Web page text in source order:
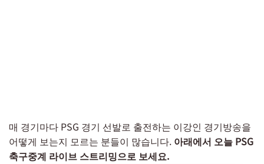
매 경기마다 PSG 경기 선발로 출전하는 이강인 경기방송을
어떻게 보는지 모르는 분들이 많습니다. 아래에서 오늘 PSG
축구중계 라이브 스트리밍으로 보세요.